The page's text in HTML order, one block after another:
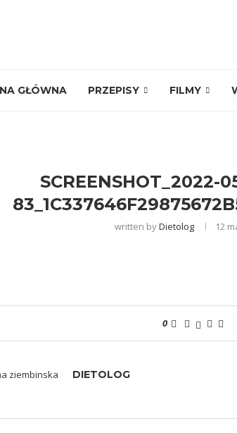
GŁÓWNA PRZEPISY FILMY
SCREENSHOT_2022-
written byDietolog 12
0
DIETOLOG